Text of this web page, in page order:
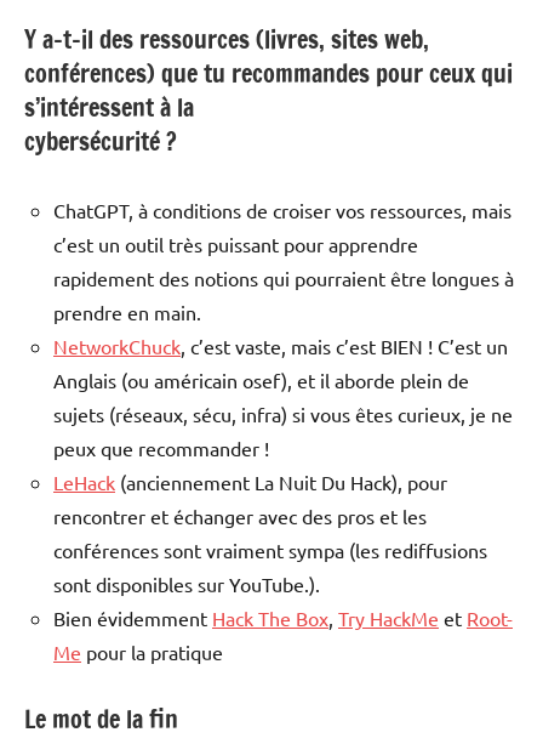
Y a-t-il des ressources (livres, sites web,
conférences) que tu recommandes pour ceux qui
s’intéressent à la
cybersécurité ?
ChatGPT, à conditions de croiser vos ressources, mais
c’est un outil très puissant pour apprendre
rapidement des notions qui pourraient être longues à
prendre en main.
NetworkChuck , c’est vaste, mais c’est BIEN ! C’est un
Anglais (ou américain osef), et il aborde plein de
sujets (réseaux, sécu, infra) si vous êtes curieux, je ne
peux que recommander !
LeHack (anciennement La Nuit Du Hack), pour
rencontrer et échanger avec des pros et les
conférences sont vraiment sympa (les rediffusions
sont disponibles sur YouTube.).
Bien évidemment Hack The Box Try HackMe et Root-
Me pour la pratique
Le mot de la fin